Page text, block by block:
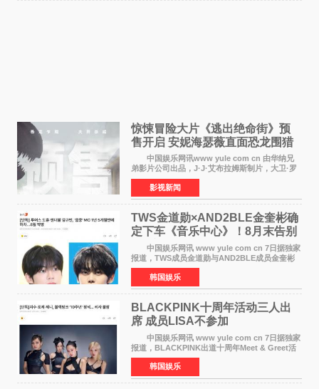
惊悚冒险大片《逃出绝命街》预
售开启 安妮海瑟薇直面恐龙围猎
中国娱乐网讯www yule com cn 由华纳兄
弟影片公司出品，J·J·艾布拉姆斯制片，大卫·罗
伯特·米切尔执导，好莱坞巨星安妮·海瑟薇和伊万
·麦克格雷格领衔主演的2026暑期惊悚冒险大片
《逃出绝
影视新闻
TWS金道勋×AND2BLE金奎彬确
定下车《音乐中心》！8月末告别
MC席位
中国娱乐网讯 www yule com cn 7日据独家
报道，TWS成员金道勋与AND2BLE成员金奎彬
将于8月离开《音乐中心》MC的位置。 金道
勋与金奎彬于去年3月与H2H A-NA一起被选为
《音乐中心》MC，约1
韩国娱乐
BLACKPINK十周年活动三人出
席 成员LISA不参加
中国娱乐网讯 www yule com cn 7日据独家
报道，BLACKPINK出道十周年Meet & Greet活
动将由智秀、ROS&Eacute;、JENNIE出席，
LISA将缺席。 此前BLACKPINK所属社YG并
未为组合出道十周年做
韩国娱乐